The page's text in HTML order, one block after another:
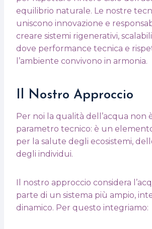
equilibrio naturale. Le nostre
uniscono innovazione e
creare sistemi rigenerativi,
dove performance tecnica e
l’ambiente convivono in armonia.
Il Nostro Approccio
Per noi la qualità dell’acqua non
parametro tecnico: è un
per la salute degli ecosistemi,
degli individui.
Il nostro approccio considera
parte di un sistema più ampio,
dinamico. Per questo integriamo: